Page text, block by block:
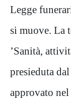
Legge
si muove. La
’Sanità,
presieduta
approvato nel